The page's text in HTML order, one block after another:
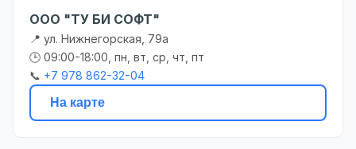
ООО "ТУ БИ СОФТ"
📍 ул. Нижнегорская, 79а
🕒 09:00-18:00, пн, вт, ср, чт, пт
📞 +7 978 862-32-04
На карте